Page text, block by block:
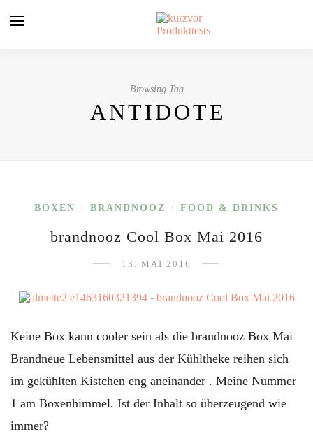
Browsing Tag
ANTIDOTE
BOXEN / BRANDNOOZ / FOOD & DRINKS
brandnooz Cool Box Mai 2016
13. MAI 2016
Keine Box kann cooler sein als die brandnooz Box Mai
Brandneue Lebensmittel aus der Kühltheke reihen sich
im gekühlten Kistchen eng aneinander . Meine Nummer
1 am Boxenhimmel. Ist der Inhalt so überzeugend wie
immer?